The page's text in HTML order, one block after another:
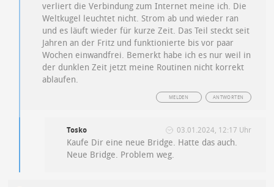
verliert die Verbindung zum Internet meine ich. Die
Weltkugel leuchtet nicht. Strom ab und wieder ran
und es läuft wieder für kurze Zeit. Das Teil steckt seit
Jahren an der Fritz und funktionierte bis vor paar
Wochen einwandfrei. Bemerkt habe ich es nur weil in
der dunklen Zeit jetzt meine Routinen nicht korrekt
ablaufen.
ANTWORTEN
MELDEN
Tosko 03.01.2024, 12:17 Uhr
Kaufe Dir eine neue Bridge. Hatte das auch.
Neue Bridge. Problem weg.